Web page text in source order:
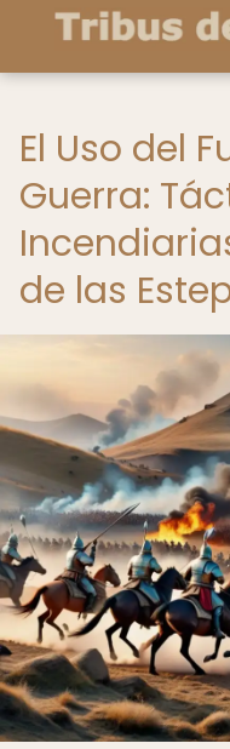
El Uso del
Guerra:
de las